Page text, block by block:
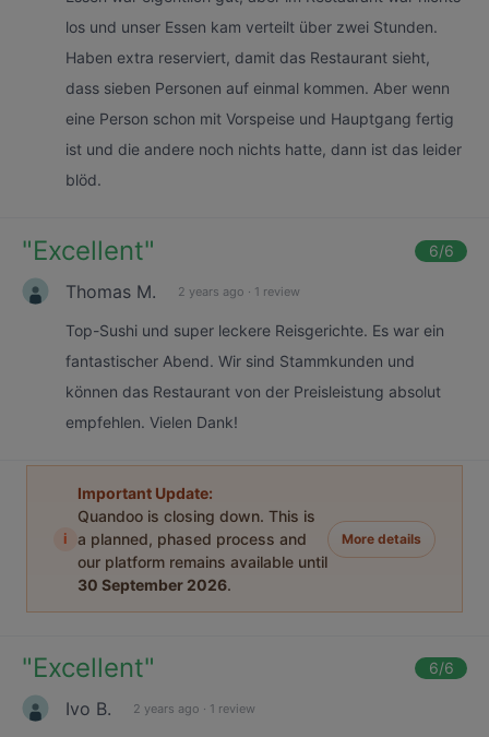
los und unser Essen kam verteilt über zwei Stunden.
Haben extra reserviert, damit das Restaurant sieht,
dass sieben Personen auf einmal kommen. Aber wenn
eine Person schon mit Vorspeise und Hauptgang fertig
ist und die andere noch nichts hatte, dann ist das leider
blöd.
"Excellent" 6/6
Thomas M. 2 years ago · 1 review
Top-Sushi und super leckere Reisgerichte. Es war ein
fantastischer Abend. Wir sind Stammkunden und
können das Restaurant von der Preisleistung absolut
empfehlen. Vielen Dank!
i
Important Update:
Quandoo is closing down. This is
a planned, phased process and
our platform remains available until
30 September 2026.
More details
"Excellent" 6/6
Ivo B. 2 years ago · 1 review